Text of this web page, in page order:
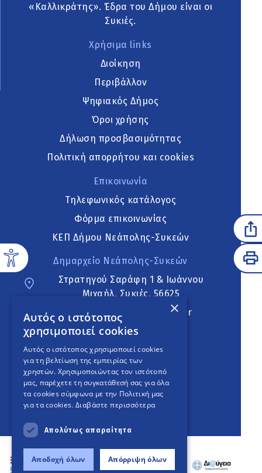
«Καλλικράτης». Έδρα του Δήμου είναι οι
Συκιές.
Χρήσιμα links
Διοίκηση
Περιβάλλον
Ψηφιακός Δήμος
Όροι χρήσης
Δήλωση προσβασιμότητας
Πολιτική απορρήτου και cookies
Επικοινωνία
Τηλεφωνικός κατάλογος
Φόρμα επικοινωνίας
ΚΕΠ Δήμου Νεάπολης-Συκεών
Δημαρχείο Νεάπολης-Συκεών
Στρατηγού Σαράφη 1 & Ιωάννου
Μιχαήλ, Συκιές, 56625
neapoli.sykies@ddt.gov.gr
Ακολουθήστε
English Version
An project
×
Αυτός ο ιστότοπος
χρησιμοποιεί cookies
Αυτός ο ιστότοπος χρησιμοποιεί cookies
για τη βελτίωση της εμπειρίας των
χρηστών. Χρησιμοποιώντας τον ιστότοπό
μας, παρέχετε τη συγκατάθεσή σας για όλα
τα cookies σύμφωνα με την Πολιτική μας
για τα cookies. Διαβάστε περισσότερα
Απολύτως απαραίτητα
Αποδοχή όλων Απόρριψη όλων